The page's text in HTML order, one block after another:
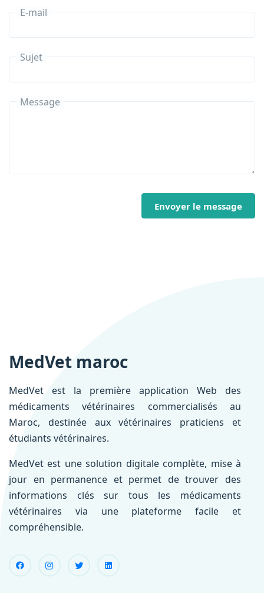
E-mail
Sujet
Message
Envoyer le message
MedVet maroc
MedVet est la première application Web des
médicaments vétérinaires commercialisés au
Maroc, destinée aux vétérinaires praticiens et
étudiants vétérinaires.
MedVet est une solution digitale complète, mise à
jour en permanence et permet de trouver des
informations clés sur tous les médicaments
vétérinaires via une plateforme facile et
compréhensible.